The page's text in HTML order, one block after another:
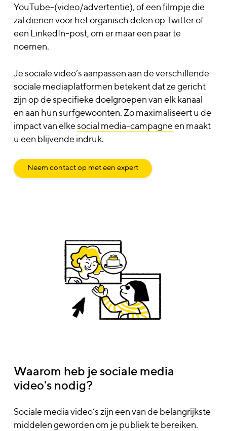
YouTube-(video/advertentie), of een filmpje die
zal dienen voor het organisch delen op Twitter of
een LinkedIn-post, om er maar een paar te
noemen.
Je sociale video’s aanpassen aan de verschillende
sociale mediaplatformen betekent dat ze gericht
zijn op de specifieke doelgroepen van elk kanaal
en aan hun surfgewoonten. Zo maximaliseert u de
impact van elkesocial media-campagneen maakt
u een blijvende indruk.
Neem contact op met een expert
Waarom heb je sociale media
video's nodig?
Sociale media video’s zijn een van de belangrijkste
middelen geworden om je publiek te bereiken.